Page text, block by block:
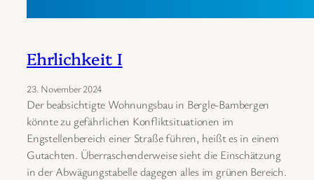
Ehrlichkeit I
23. November 2024
Der beabsichtigte Wohnungsbau in Bergle-Bambergen
könnte zu gefährlichen Konfliktsituationen im
Engstellenbereich einer Straße führen, heißt es in einem
Gutachten. Überraschenderweise sieht die Einschätzung
in der Abwägungstabelle dagegen alles im grünen Bereich.